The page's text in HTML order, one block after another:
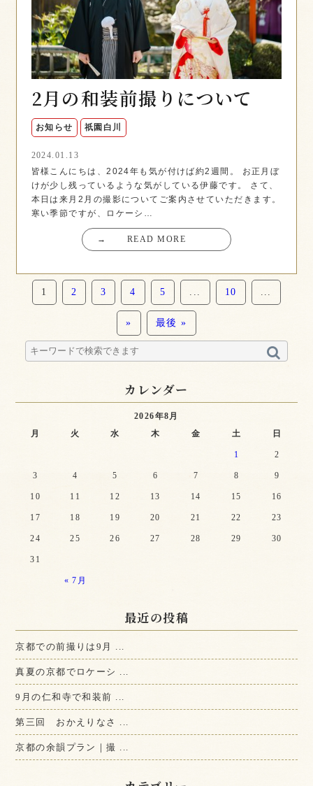
2月の和装前撮りについて
お知らせ 祇園白川
2024.01.13
皆様こんにちは、2024年も気が付けば約2週間。 お正月ぼ
けが少し残っているような気がしている伊藤です。 さて、
本日は来月2月の撮影についてご案内させていただきます。
寒い季節ですが、ロケーシ…
→ READ MORE
1 2 3 4 5 10
» 最後 »
カレンダー
2026年8月
月
火 水 木 金 土 日
« 7月
1 2
3 4 5 6 7 8 9
10 11 12 13 14 15 16
17 18 19 20 21 22 23
24 25 26 27 28 29 30
31
最近の投稿
京都での前撮りは9月 ...
真夏の京都でロケーシ ...
9月の仁和寺で和装前 ...
第三回 おかえりなさ ...
京都の余韻プラン｜撮 ...